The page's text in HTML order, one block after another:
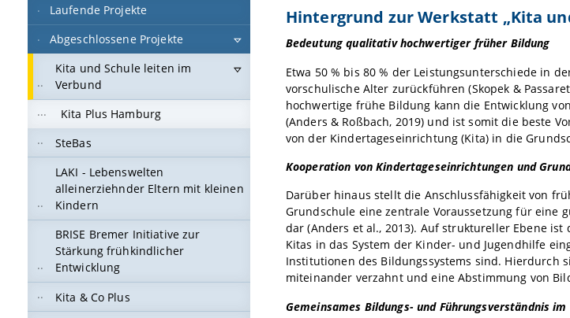
Laufende Projekte
Abgeschlossene Projekte
Kita und Schule leiten im
Verbund
Kita Plus Hamburg
SteBas
LAKI - Lebenswelten
alleinerziehnder Eltern mit kleinen
Kindern
BRISE Bremer Initiative zur
Stärkung frühkindlicher
Entwicklung
Kita & Co Plus
Hintergrund zur Werkstatt „Kita
Bedeutung qualitativ hochwertiger früher Bildung
Etwa 50 % bis 80 % der Leistungsunterschiede in
vorschulische Alter zurückführen (Skopek &
hochwertige frühe Bildung kann die Entwicklung
(Anders & Roßbach, 2019) und ist somit die beste
von der Kindertageseinrichtung (Kita) in die
Kooperation von Kindertageseinrichtungen und
Darüber hinaus stellt die Anschlussfähigkeit von
Grundschule eine zentrale Voraussetzung für eine
dar (Anders et al., 2013). Auf struktureller Ebene
Kitas in das System der Kinder- und Jugendhilfe
Institutionen des Bildungssystems sind. Hierdurch
miteinander verzahnt und eine Abstimmung von
Gemeinsames Bildungs- und Führungsverständnis im